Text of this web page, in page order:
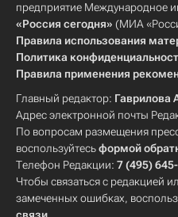
предприятие Международное
«Россия сегодня» (МИА
Правила использования
Политика
Правила применения
Главный редактор: Гаврилова
Адрес электронной почты
По вопросам размещения
воспользуйтесьформой
Телефон Редакции: 7 (495)
Чтобы связаться с редакцией
замеченных ошибках,